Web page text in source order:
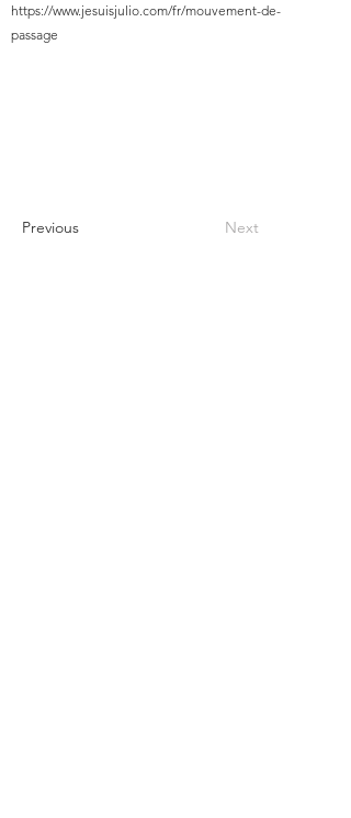
https://www.jesuisjulio.com/fr/mouvement-de-
passage
Previous Next